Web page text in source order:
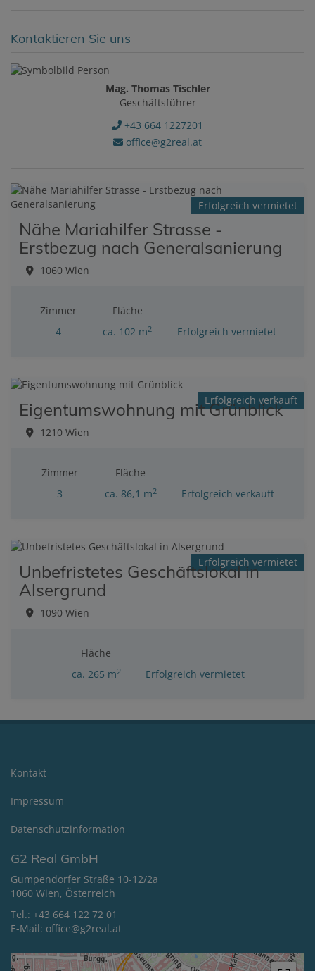
Kontaktieren Sie uns
Mag. Thomas Tischler
Geschäftsführer
+43 664 1227201
office@g2real.at
Erfolgreich vermietet
Nähe Mariahilfer Strasse -
Erstbezug nach Generalsanierung
1060 Wien
Zimmer
4
Fläche
ca. 102 m2 Erfolgreich vermietet
Erfolgreich verkauft
Eigentumswohnung mit Grünblick
1210 Wien
Zimmer
3
Fläche
ca. 86,1 m2 Erfolgreich verkauft
Erfolgreich vermietet
Unbefristetes Geschäftslokal in
Alsergrund
1090 Wien
Fläche
ca. 265 m2 Erfolgreich vermietet
Kontakt
Impressum
Datenschutzinformation
G2 Real GmbH
Gumpendorfer Straße 10-12/2a
1060 Wien, Österreich
Tel.: +43 664 122 72 01
E-Mail: office@g2real.at